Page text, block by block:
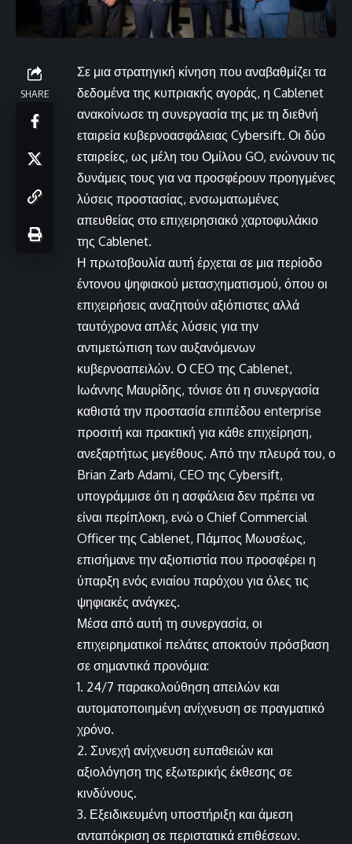
SHARE
Σε μια στρατηγική κίνηση που αναβαθμίζει τα
δεδομένα της κυπριακής αγοράς, η Cablenet
ανακοίνωσε τη συνεργασία της με τη διεθνή
εταιρεία κυβερνοασφάλειας Cybersift. Οι δύο
εταιρείες, ως μέλη του Ομίλου GO, ενώνουν τις
δυνάμεις τους για να προσφέρουν προηγμένες
λύσεις προστασίας, ενσωματωμένες
απευθείας στο επιχειρησιακό χαρτοφυλάκιο
της Cablenet.
Η πρωτοβουλία αυτή έρχεται σε μια περίοδο
έντονου ψηφιακού μετασχηματισμού, όπου οι
επιχειρήσεις αναζητούν αξιόπιστες αλλά
ταυτόχρονα απλές λύσεις για την
αντιμετώπιση των αυξανόμενων
κυβερνοαπειλών. Ο CEO της Cablenet,
Ιωάννης Μαυρίδης, τόνισε ότι η συνεργασία
καθιστά την προστασία επιπέδου enterprise
προσιτή και πρακτική για κάθε επιχείρηση,
ανεξαρτήτως μεγέθους. Από την πλευρά του, ο
Brian Zarb Adami, CEO της Cybersift,
υπογράμμισε ότι η ασφάλεια δεν πρέπει να
είναι περίπλοκη, ενώ ο Chief Commercial
Officer της Cablenet, Πάμπος Μωυσέως,
επισήμανε την αξιοπιστία που προσφέρει η
ύπαρξη ενός ενιαίου παρόχου για όλες τις
ψηφιακές ανάγκες.
Μέσα από αυτή τη συνεργασία, οι
επιχειρηματικοί πελάτες αποκτούν πρόσβαση
σε σημαντικά προνόμια:
1. 24/7 παρακολούθηση απειλών και
αυτοματοποιημένη ανίχνευση σε πραγματικό
χρόνο.
2. Συνεχή ανίχνευση ευπαθειών και
αξιολόγηση της εξωτερικής έκθεσης σε
κινδύνους.
3. Εξειδικευμένη υποστήριξη και άμεση
ανταπόκριση σε περιστατικά επιθέσεων.